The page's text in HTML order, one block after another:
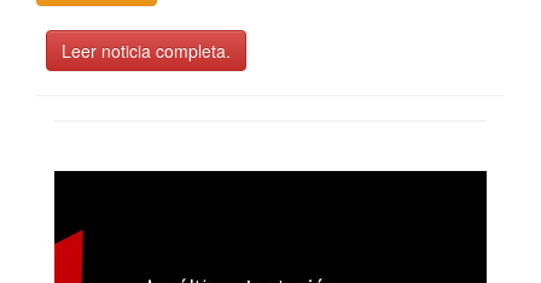
Leer noticia completa.